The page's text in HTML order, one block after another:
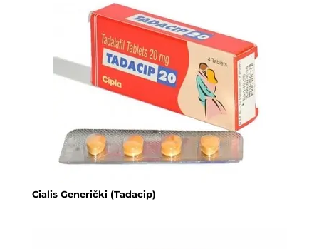
Cialis Generički (Tadacip)